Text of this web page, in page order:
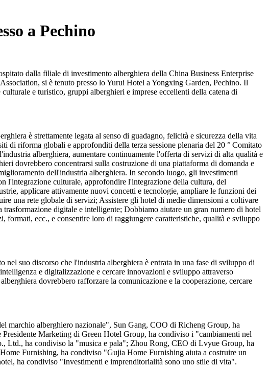
a Pechino
dalla filiale di investimento alberghiera della China Business Enterprise
si è tenuto presso lo Yurui Hotel a Yongxing Garden, Pechino. Il
e turistico, gruppi alberghieri e imprese eccellenti della catena di
è strettamente legata al senso di guadagno, felicità e sicurezza della vita
di riforma globali e approfonditi della terza sessione plenaria del 20 ° Comitato
alberghiera, aumentare continuamente l'offerta di servizi di alta qualità e
dovrebbero concentrarsi sulla costruzione di una piattaforma di domanda e
dell'industria alberghiera. In secondo luogo, gli investimenti
l'integrazione culturale, approfondire l'integrazione della cultura, del
applicare attivamente nuovi concetti e tecnologie, ampliare le funzioni dei
una rete globale di servizi; Assistere gli hotel di medie dimensioni a coltivare
digitale e intelligente; Dobbiamo aiutare un gran numero di hotel
ecc., e consentire loro di raggiungere caratteristiche, qualità e sviluppo
suo discorso che l'industria alberghiera è entrata in una fase di sviluppo di
e digitalizzazione e cercare innovazioni e sviluppo attraverso
dovrebbero rafforzare la comunicazione e la cooperazione, cercare
alberghiero nazionale", Sun Gang, COO di Richeng Group, ha
Marketing di Green Hotel Group, ha condiviso i "cambiamenti nel
Ltd., ha condiviso la "musica e pala"; Zhou Rong, CEO di Lvyue Group, ha
Furnishing, ha condiviso "Gujia Home Furnishing aiuta a costruire un
ha condiviso "Investimenti e imprenditorialità sono uno stile di vita".